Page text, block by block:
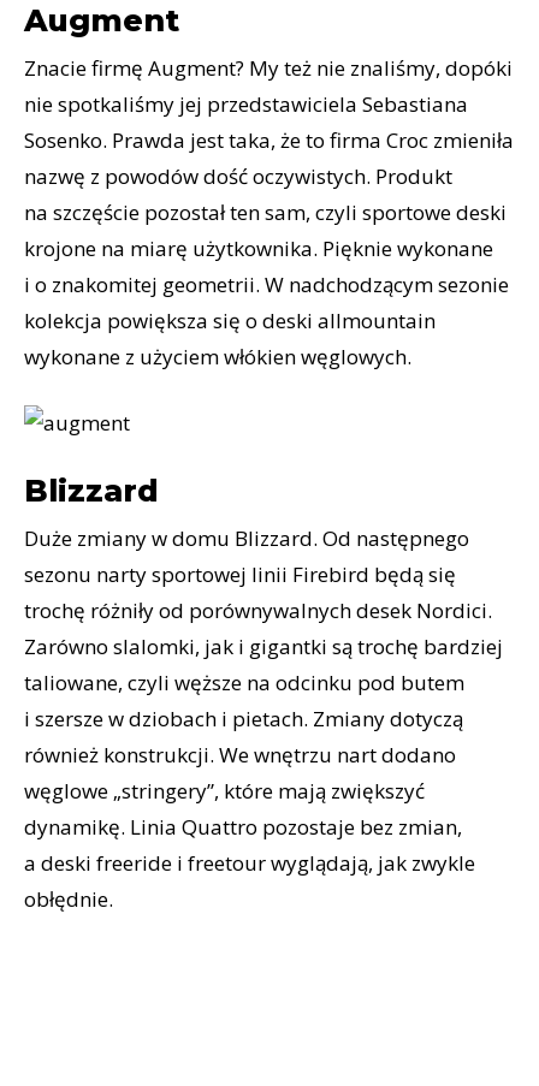
Augment
Znacie firmę Augment? My też nie znaliśmy, dopóki
nie spotkaliśmy jej przedstawiciela Sebastiana
Sosenko. Prawda jest taka, że to firma Croc zmieniła
nazwę z powodów dość oczywistych. Produkt
na szczęście pozostał ten sam, czyli sportowe deski
krojone na miarę użytkownika. Pięknie wykonane
i o znakomitej geometrii. W nadchodzącym sezonie
kolekcja powiększa się o deski allmountain
wykonane z użyciem włókien węglowych.
Blizzard
Duże zmiany w domu Blizzard. Od następnego
sezonu narty sportowej linii Firebird będą się
trochę różniły od porównywalnych desek Nordici.
Zarówno slalomki, jak i gigantki są trochę bardziej
taliowane, czyli węższe na odcinku pod butem
i szersze w dziobach i pietach. Zmiany dotyczą
również konstrukcji. We wnętrzu nart dodano
węglowe „stringery”, które mają zwiększyć
dynamikę. Linia Quattro pozostaje bez zmian,
a deski freeride i freetour wyglądają, jak zwykle
obłędnie.